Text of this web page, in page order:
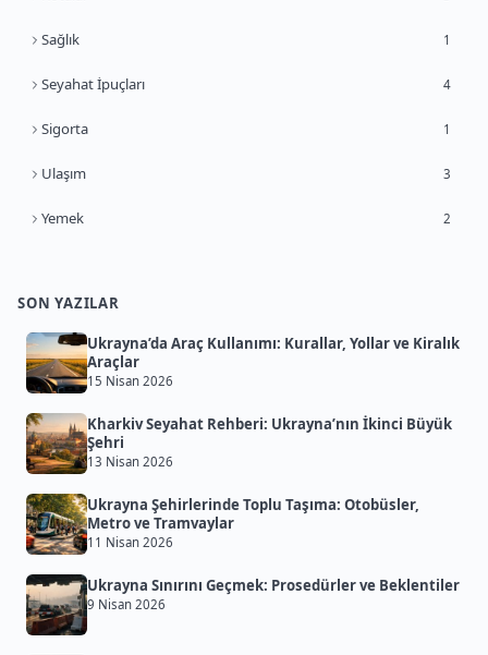
Sağlık 1
Seyahat İpuçları 4
Sigorta 1
Ulaşım 3
Yemek 2
SON YAZILAR
Ukrayna’da Araç Kullanımı: Kurallar, Yollar ve Kiralık
Araçlar
15 Nisan 2026
Kharkiv Seyahat Rehberi: Ukrayna’nın İkinci Büyük
Şehri
13 Nisan 2026
Ukrayna Şehirlerinde Toplu Taşıma: Otobüsler,
Metro ve Tramvaylar
11 Nisan 2026
Ukrayna Sınırını Geçmek: Prosedürler ve Beklentiler
9 Nisan 2026